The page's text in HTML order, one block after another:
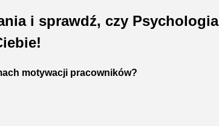
i sprawdź, czy Psychologia
motywacji pracowników?